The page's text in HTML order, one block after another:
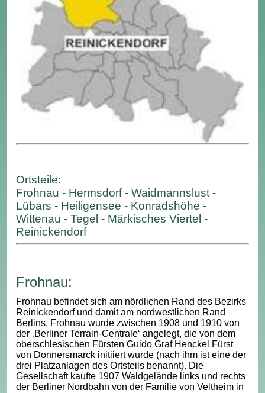
Ortsteile:
Frohnau - Hermsdorf - Waidmannslust -
Lübars - Heiligensee - Konradshöhe -
Wittenau - Tegel - Märkisches Viertel -
Reinickendorf
Frohnau:
Frohnau befindet sich am nördlichen Rand des Bezirks
Reinickendorf und damit am nordwestlichen Rand
Berlins. Frohnau wurde zwischen 1908 und 1910 von
der ‚Berliner Terrain-Centrale‘ angelegt, die von dem
oberschlesischen Fürsten Guido Graf Henckel Fürst
von Donnersmarck initiiert wurde (nach ihm ist eine der
drei Platzanlagen des Ortsteils benannt). Die
Gesellschaft kaufte 1907 Waldgelände links und rechts
der Berliner Nordbahn von der Familie von Veltheim in